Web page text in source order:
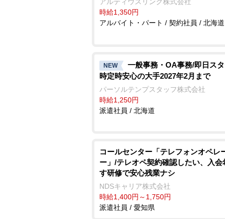
アルティウスリンク株式会社
時給1,350円
アルバイト・パート / 契約社員 / 北海道
NEW
一般事務・OA事務/即日ス
時定時安心の大手2027年2月まで
パーソルテンプスタッフ株式会社
時給1,250円
派遣社員 / 北海道
コールセンター「テレフォンオペレ
ー」/テレオペ契約確認したい、入会
す研修で安心残業ナシ
NDSキャリア株式会社
時給1,400円～1,750円
派遣社員 / 愛知県